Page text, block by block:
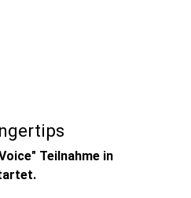
Teilnahme in